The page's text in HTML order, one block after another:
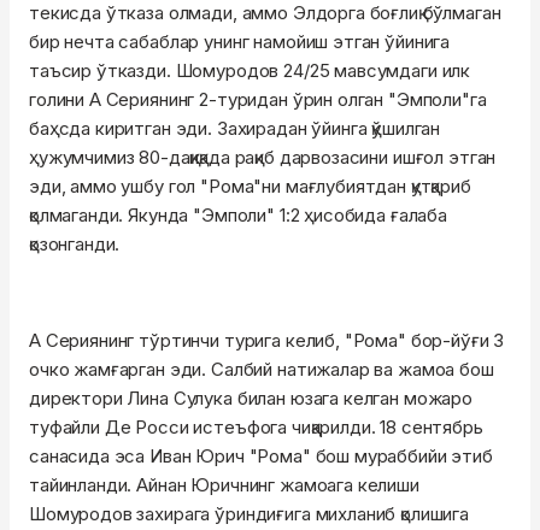
текисда ўтказа олмади, аммо Элдорга боғлиқ бўлмаган
бир нечта сабаблар унинг намойиш этган ўйинига
таъсир ўтказди. Шомуродов 24/25 мавсумдаги илк
голини А Сериянинг 2-туридан ўрин олган "Эмполи"га
баҳсда киритган эди. Захирадан ўйинга қўшилган
ҳужумчимиз 80-дақиқада рақиб дарвозасини ишғол этган
эди, аммо ушбу гол "Рома"ни мағлубиятдан қутқариб
қолмаганди. Якунда "Эмполи" 1:2 ҳисобида ғалаба
қозонганди.
А Сериянинг тўртинчи турига келиб, "Рома" бор-йўғи 3
очко жамғарган эди. Салбий натижалар ва жамоа бош
директори Лина Сулука билан юзага келган можаро
туфайли Де Росси истеъфога чиқарилди. 18 сентябрь
санасида эса Иван Юрич "Рома" бош мураббийи этиб
тайинланди. Айнан Юричнинг жамоага келиши
Шомуродов захирага ўриндиғига михланиб қолишига